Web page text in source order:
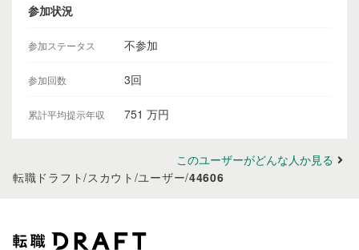
参加状況
参加ステータス 不参加
参加回数 3回
累計平均提示年収 751 万円
このユーザーがどんな人か見る
転職ドラフト/スカウト /ユーザー/44606